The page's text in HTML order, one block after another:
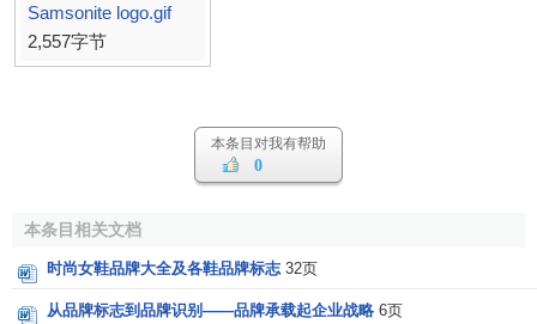
Samsonite logo.gif
2,557字节
本条目对我有帮助
0
本条目相关文档
时尚女鞋品牌大全及各鞋品牌标志 32页
从品牌标志到品牌识别——品牌承载起企业战略 6页